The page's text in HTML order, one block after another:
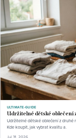
ULTIMATE-GUIDE
Udržitelné dětské oblečení
Udržitelné dětské oblečení z druhé
Kde koupit, jak vybrat kvalitu a.